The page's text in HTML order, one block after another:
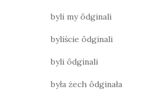
byli my ôdginali
byliście ôdginali
byli ôdginali
była żech ôdginała